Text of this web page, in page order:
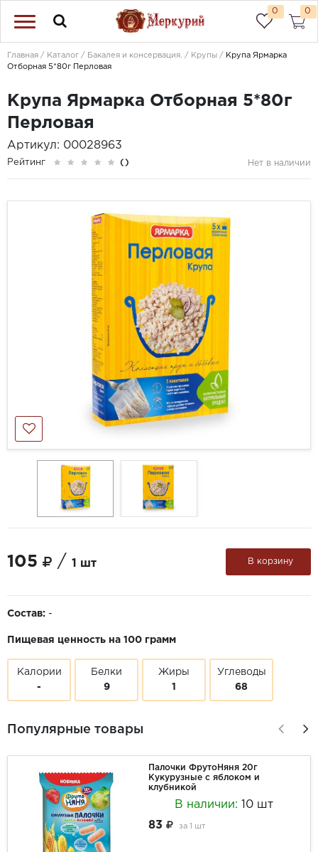
0 0
Главная Каталог Бакалея и консервация. Крупы
Крупа Ярмарка
Отборная 5*80г Перловая
Крупа Ярмарка Отборная 5*80г
Перловая
Артикул: 00028963
Рейтинг () Нет в наличии
105 / 1 шт В корзину
Состав: -
Пищевая ценность на 100 грамм
Калории
-
Белки
9
Жиры
1
Углеводы
68
Популярные товары
Палочки ФрутоНяня 20г
Кукурузные с яблоком и
клубникой
В наличии:
10 шт
83
за 1 шт